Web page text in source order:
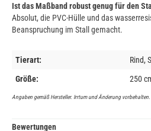
Ist das Maßband robust genug für den
Absolut, die PVC-Hülle und das
Beanspruchung im Stall gemacht.
Tierart:
Rind,
Größe:
250
Angaben gemäß Hersteller. Irrtum und Änderung vorbehalten.
Bewertungen